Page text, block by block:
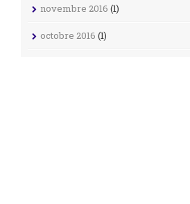
novembre 2016 (1)
octobre 2016 (1)